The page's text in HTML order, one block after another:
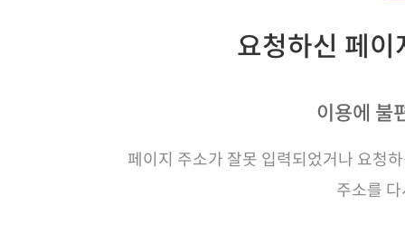
요청하신 페
이용에 불
페이지 주소가 잘못 입력되었거나 요청
주소를